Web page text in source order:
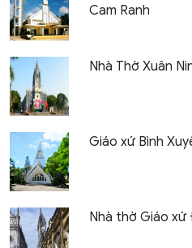
Cam Ranh
Nhà Thờ Xuân
Giáo xứ Bình
Nhà thờ Giáo xứ